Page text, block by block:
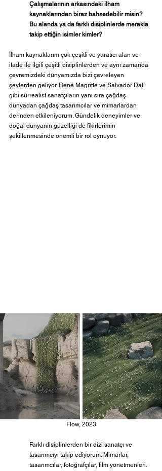
Çalışmalarının arkasındaki ilham
kaynaklarından biraz bahsedebilir misin?
Bu alanda ya da farklı disiplinlerde merakla
takip ettiğin isimler kimler?
İlham kaynaklarım çok çeşitli ve yaratıcı alan ve
ifade ile ilgili çeşitli disiplinlerden ve aynı zamanda
çevremizdeki dünyamızda bizi çevreleyen
şeylerden geliyor. René Magritte ve Salvador Dalí
gibi sürrealist sanatçıların yanı sıra çağdaş
dünyadan çağdaş tasarımcılar ve mimarlardan
derinden etkileniyorum. Gündelik deneyimler ve
doğal dünyanın güzelliği de fikirlerimin
şekillenmesinde önemli bir rol oynuyor.
Flow, 2023
Farklı disiplinlerden bir dizi sanatçı ve
tasarımcıyı takip ediyorum. Mimarlar,
tasarımcılar, fotoğrafçılar, film yönetmenleri.